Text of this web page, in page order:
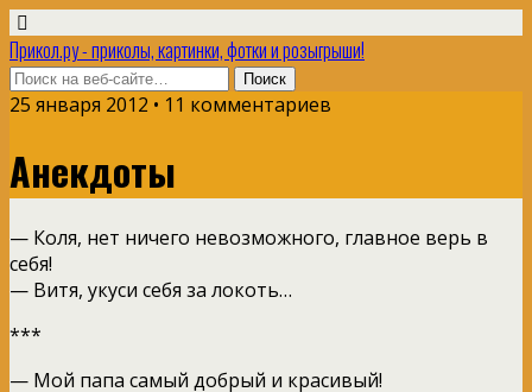
Прикол.ру - приколы, картинки, фотки и розыгрыши!
25 января 2012 • 11 комментариев
Анекдоты
— Коля, нет ничего невозможного, главное верь в
себя!
— Витя, укуси себя за локоть…
***
— Мой папа самый добрый и красивый!